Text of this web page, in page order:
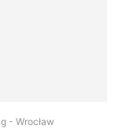
- Wrocław